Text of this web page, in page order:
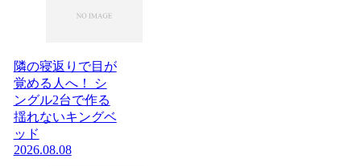
隣の寝返りで目が
覚める人へ！ シ
ングル2台で作る
揺れないキングベ
ッド
2026.08.08